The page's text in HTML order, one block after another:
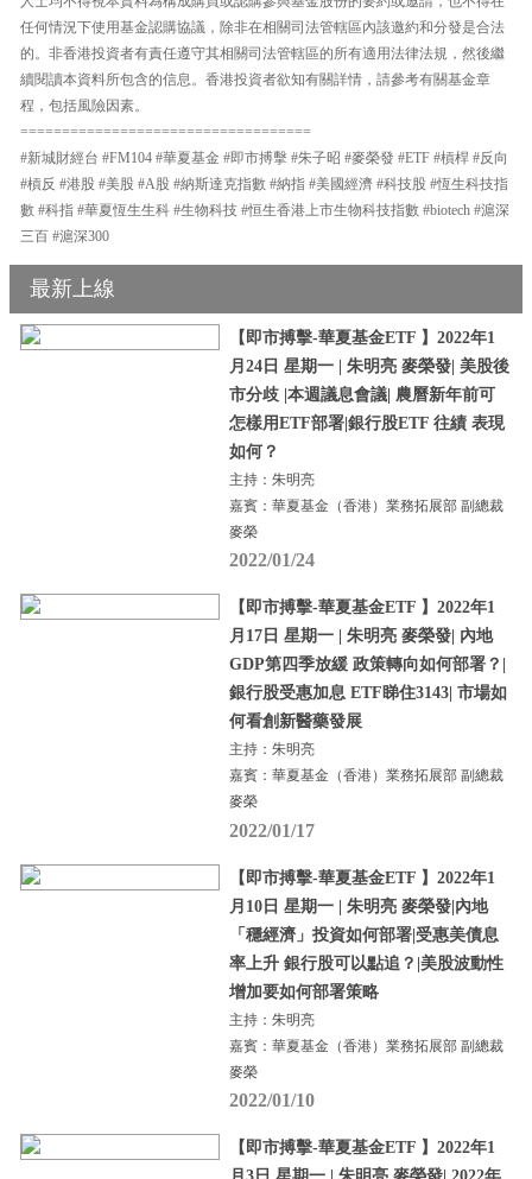
任何情況下使用基金認購協議，除非在相關司法管轄區內該邀約和分發是合法
的。非香港投資者有責任遵守其相關司法管轄區的所有適用法律法規，然後繼
續閱讀本資料所包含的信息。香港投資者欲知有關詳情，請參考有關基金章
程，包括風險因素。
===================================
#新城財經台 #FM104 #華夏基金 #即市搏擊 #朱子昭 #麥榮發 #ETF #槓桿 #反向
#槓反 #港股 #美股 #A股 #納斯達克指數 #納指 #美國經濟 #科技股 #恆生科技指
數 #科指 #華夏恆生生科 #生物科技 #恒生香港上市生物科技指數 #biotech #滬深
三百 #滬深300
最新上線
【即市搏擊-華夏基金ETF 】2022年1
月24日 星期一 | 朱明亮 麥榮發| 美股後
市分歧 |本週議息會議| 農曆新年前可
怎樣用ETF部署|銀行股ETF 往績 表現
如何？
主持：朱明亮
嘉賓：華夏基金（香港）業務拓展部 副總裁
麥榮
2022/01/24
【即市搏擊-華夏基金ETF 】2022年1
月17日 星期一 | 朱明亮 麥榮發| 內地
GDP第四季放緩 政策轉向如何部署？|
銀行股受惠加息 ETF睇住3143| 市場如
何看創新醫藥發展
主持：朱明亮
嘉賓：華夏基金（香港）業務拓展部 副總裁
麥榮
2022/01/17
【即市搏擊-華夏基金ETF 】2022年1
月10日 星期一 | 朱明亮 麥榮發|內地
「穩經濟」投資如何部署|受惠美債息
率上升 銀行股可以點追？|美股波動性
增加要如何部署策略
主持：朱明亮
嘉賓：華夏基金（香港）業務拓展部 副總裁
麥榮
2022/01/10
【即市搏擊-華夏基金ETF 】2022年1